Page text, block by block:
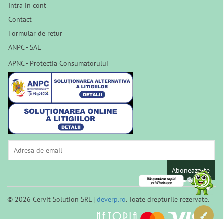
Intra in cont
Contact
Formular de retur
ANPC - SAL
APNC - Protectia Consumatorului
Aboneaza-te
© 2026 Cervit Solution SRL | deverp.ro. Toate drepturile rezervate.